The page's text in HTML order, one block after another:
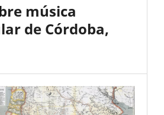
música
de Córdoba,